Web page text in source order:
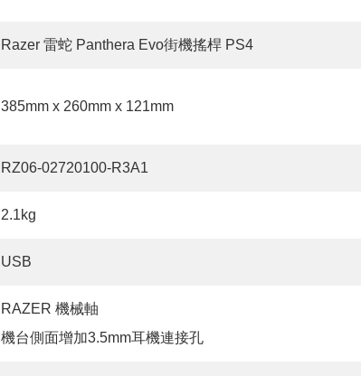
Razer 雷蛇 Panthera Evo街機搖桿 PS4
385mm x 260mm x 121mm
RZ06-02720100-R3A1
2.1kg
USB
RAZER 機械軸
機台側面增加3.5mm耳機連接孔